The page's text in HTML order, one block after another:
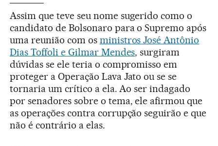
Assim que teve seu nome sugerido como o
candidato de Bolsonaro para o Supremo após
uma reunião com os ministros José Antônio
Dias Toffoli e Gilmar Mendes, surgiram
dúvidas se ele teria o compromisso em
proteger a Operação Lava Jato ou se se
tornaria um crítico a ela. Ao ser indagado
por senadores sobre o tema, ele afirmou que
as operações contra corrupção seguirão e que
não é contrário a elas.